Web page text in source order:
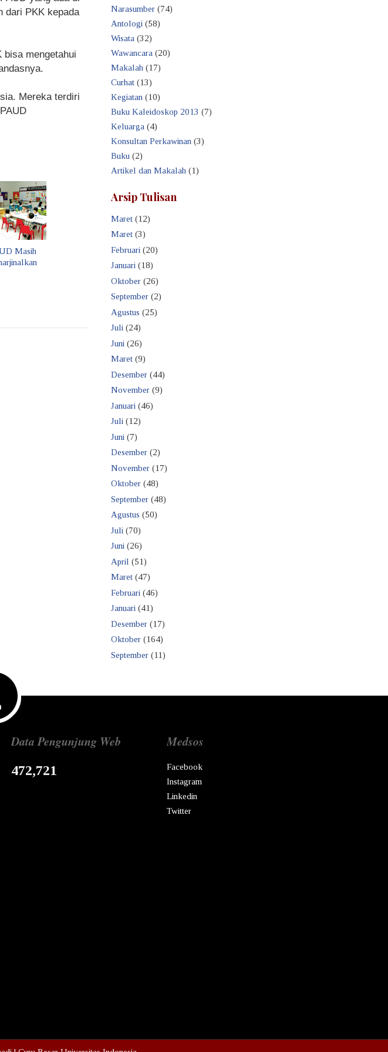
dari PKK kepada
bisa mengetahui
Mereka terdiri
Masih
Narasumber (74)
Antologi (58)
Wisata (32)
Wawancara (20)
Makalah (17)
Curhat (13)
Kegiatan (10)
Buku Kaleidoskop 2013 (7)
Keluarga (4)
Konsultan Perkawinan (3)
Buku (2)
Artikel dan Makalah (1)
Arsip Tulisan
Maret (12)
Maret (3)
Februari (20)
Januari (18)
Oktober (26)
September (2)
Agustus (25)
Juli (24)
Juni (26)
Maret (9)
Desember (44)
November (9)
Januari (46)
Juli (12)
Juni (7)
Desember (2)
November (17)
Oktober (48)
September (48)
Agustus (50)
Juli (70)
Juni (26)
April (51)
Maret (47)
Februari (46)
Januari (41)
Desember (17)
Oktober (164)
September (11)
Data Pengunjung Web
472,721
Medsos
Facebook
Instagram
Linkedin
Twitter